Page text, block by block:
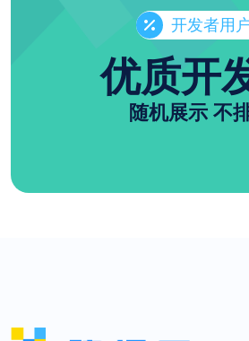
开发者用
优质开
随机展示 不